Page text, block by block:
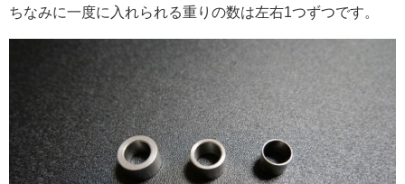
ちなみに一度に入れられる重りの数は左右1つずつです。